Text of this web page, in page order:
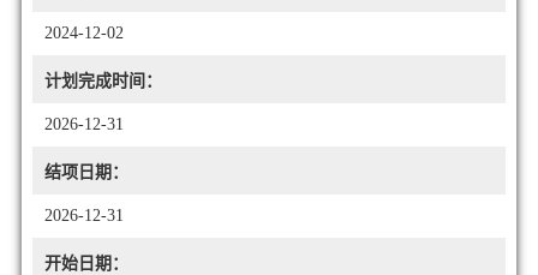
2024-12-02
计划完成时间：
2026-12-31
结项日期：
2026-12-31
开始日期：